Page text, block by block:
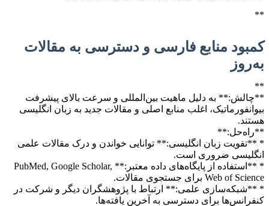
**
کمبود منابع فارسی و دسترسی به مقالات
به‌روز
**
**چالش:** به دلیل ماهیت بین‌المللی و سرعت بالای پیشرفت
بیوانفورماتیک، اغلب منابع اصلی و مقالات جدید به زبان انگلیسی
هستند.
**راه‌حل:**
* **تقویت زبان انگلیسی:** توانایی خواندن و درک مقالات علمی
انگلیسی ضروری است.
* **استفاده از پایگاه‌های داده معتبر:** PubMed, Google Scholar,
Web of Science برای جستجوی مقالات.
* **شبکه‌سازی علمی:** ارتباط با پژوهشگران دیگر و شرکت در
کنفرانس‌ها برای دسترسی به آخرین یافته‌ها.